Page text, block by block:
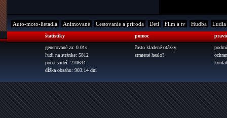
Auto-moto-lietadlá Animované Cestovanie a príroda Deti Film a tv Hudba Ľudia
štatistiky
generované za: 0.01s
ľudí na stránke: 5812
počet videí: 270634
dĺžka obsahu: 903.14 dní
pomoc
často kladené otázky
stratené heslo?